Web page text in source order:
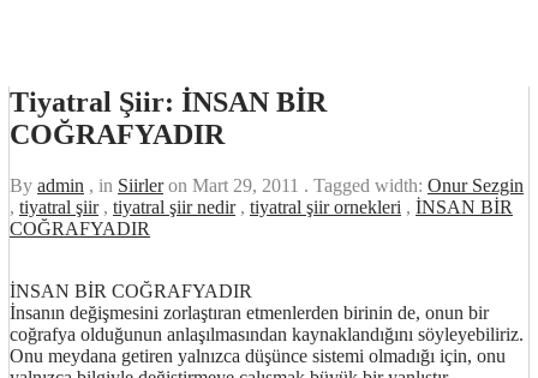
Tiyatral Şiir: İNSAN BİR
COĞRAFYADIR
By admin , in Siirleron Mart 29, 2011 . Tagged width: Onur Sezgin
, tiyatral şiir, tiyatral şiir nedir, tiyatral şiir ornekleri , İNSAN BİR
COĞRAFYADIR
İNSAN BİR COĞRAFYADIR
İnsanın değişmesini zorlaştıran etmenlerden birinin de, onun bir
coğrafya olduğunun anlaşılmasından kaynaklandığını söyleyebiliriz.
Onu meydana getiren yalnızca düşünce sistemi olmadığı için, onu